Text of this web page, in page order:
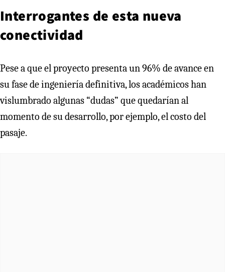
Interrogantes de esta nueva
conectividad
Pese a que el proyecto presenta un 96% de avance en
su fase de ingeniería definitiva, los académicos han
vislumbrado algunas “dudas” que quedarían al
momento de su desarrollo, por ejemplo, el costo del
pasaje.